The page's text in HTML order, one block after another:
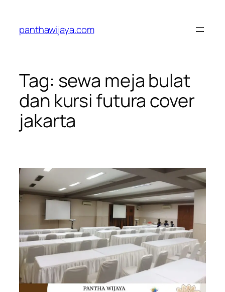
konten
panthawijaya.com
Tag: sewa meja bulat
dan kursi futura cover
jakarta